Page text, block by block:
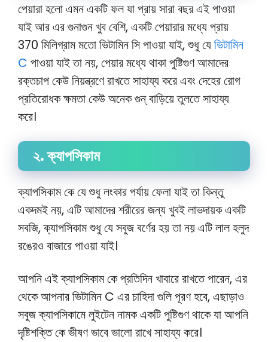
পেয়ারা হলো এমন একটি ফল যা প্রায় সারা বছর এই পাওয়া
যাই আর এর গুনাগুন খুব বেশি, একটি পেয়ারার মধ্যে প্রায়
370 মিলিগ্রাম মতো ভিটামিন সি পাওয়া যাই, শুধু যেভিটামিন
C পাওয়া যাই তা নয়, পেয়ার মধ্যে থাকা পুষ্টিগুণ আমাদের
রক্তচাপ কেউ নিয়ন্ত্রণে রাখতে সাহায্য করে এবং দেহের রোগ
প্রতিরোধক ক্ষমতা কেউ অনেক গুন্ বাড়িয়ে তুলতে সাহায্য
করে।
২. ক্যাপসিকাম
ক্যাপসিকাম কে যে শুধু লংকার পর্যায় ফেলা যাই তা কিন্তু
একদমই নয়, এটি আমাদের শরীরের জন্য খুবই লাভদায়ক একটি
সবজি, ক্যাপসিকাম শুধু যে সবুজ বর্ণের হয় তা নয় এটি লাল হলুদ
রঙেরও বাজারে পাওয়া যাই।
আপনি এই ক্যাপসিকাম কে প্রতিদিন খাবারে রাখতে পারেন, এর
থেকে আপনার ভিটামিন C এর চাহিদা গুলি পূরণ হবে, এছাড়াও
সবুজ ক্যাপসিকামে লুইটেন নামক একটি পুষ্টিগুণ থাকে যা আপনি
দৃষ্টিশক্তি কে ভীষণ ভাবে ভালো রাখে সাহায্য করে।